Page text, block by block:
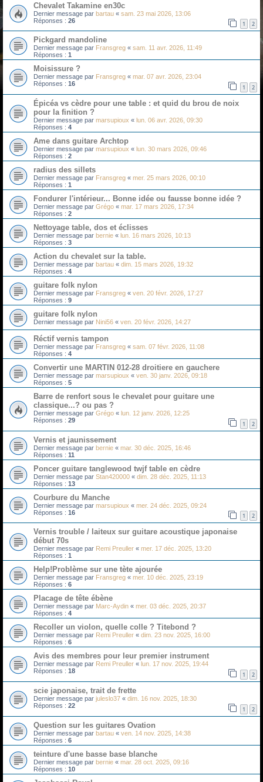
Chevalet Takamine en30c
Dernier message par bartau « sam. 23 mai 2026, 13:06
Réponses : 26 1 2
Pickgard mandoline
Dernier message par Fransgreg « sam. 11 avr. 2026, 11:49
Réponses : 1
Moisissure ?
Dernier message par Fransgreg « mar. 07 avr. 2026, 23:04
Réponses : 16 1 2
Épicéa vs cèdre pour une table : et quid du brou de noix
pour la finition ?
Dernier message par marsupioux « lun. 06 avr. 2026, 09:30
Réponses : 4
Ame dans guitare Archtop
Dernier message par marsupioux « lun. 30 mars 2026, 09:46
Réponses : 2
radius des sillets
Dernier message par Fransgreg « mer. 25 mars 2026, 00:10
Réponses : 1
Fondurer l'intérieur... Bonne idée ou fausse bonne idée ?
Dernier message par Grégo « mar. 17 mars 2026, 17:34
Réponses : 2
Nettoyage table, dos et éclisses
Dernier message par bernie « lun. 16 mars 2026, 10:13
Réponses : 3
Action du chevalet sur la table.
Dernier message par bartau « dim. 15 mars 2026, 19:32
Réponses : 4
guitare folk nylon
Dernier message par Fransgreg « ven. 20 févr. 2026, 17:27
Réponses : 9
guitare folk nylon
Dernier message par Nini56 « ven. 20 févr. 2026, 14:27
Réctif vernis tampon
Dernier message par Fransgreg « sam. 07 févr. 2026, 11:08
Réponses : 4
Convertir une MARTIN 012-28 droitiere en gauchere
Dernier message par marsupioux « ven. 30 janv. 2026, 09:18
Réponses : 5
Barre de renfort sous le chevalet pour guitare une
classique...? ou pas ?
Dernier message par Grégo « lun. 12 janv. 2026, 12:25
Réponses : 29 1 2
Vernis et jaunissement
Dernier message par bernie « mar. 30 déc. 2025, 16:46
Réponses : 11
Poncer guitare tanglewood twjf table en cèdre
Dernier message par Stan420000 « dim. 28 déc. 2025, 11:13
Réponses : 13
Courbure du Manche
Dernier message par marsupioux « mer. 24 déc. 2025, 09:24
Réponses : 16 1 2
Vernis trouble / laiteux sur guitare acoustique japonaise
début 70s
Dernier message par Remi Preuller « mer. 17 déc. 2025, 13:20
Réponses : 1
Help!Problème sur une tète ajourée
Dernier message par Fransgreg « mer. 10 déc. 2025, 23:19
Réponses : 6
Placage de tête ébène
Dernier message par Marc-Aydin « mer. 03 déc. 2025, 20:37
Réponses : 4
Recoller un violon, quelle colle ? Titebond ?
Dernier message par Remi Preuller « dim. 23 nov. 2025, 16:00
Réponses : 6
Avis des membres pour leur premier instrument
Dernier message par Remi Preuller « lun. 17 nov. 2025, 19:44
Réponses : 18 1 2
scie japonaise, trait de frette
Dernier message par juleslo37 « dim. 16 nov. 2025, 18:30
Réponses : 22 1 2
Question sur les guitares Ovation
Dernier message par bartau « ven. 14 nov. 2025, 14:38
Réponses : 6
teinture d'une basse base blanche
Dernier message par bernie « mar. 28 oct. 2025, 09:16
Réponses : 10